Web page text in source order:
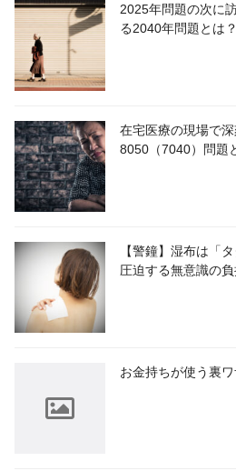
2025年問題の次に
る2040年問題とは？
在宅医療の現場で
8050（7040）問題
【警鐘】湿布は「
圧迫する無意識の
お金持ちが使う裏